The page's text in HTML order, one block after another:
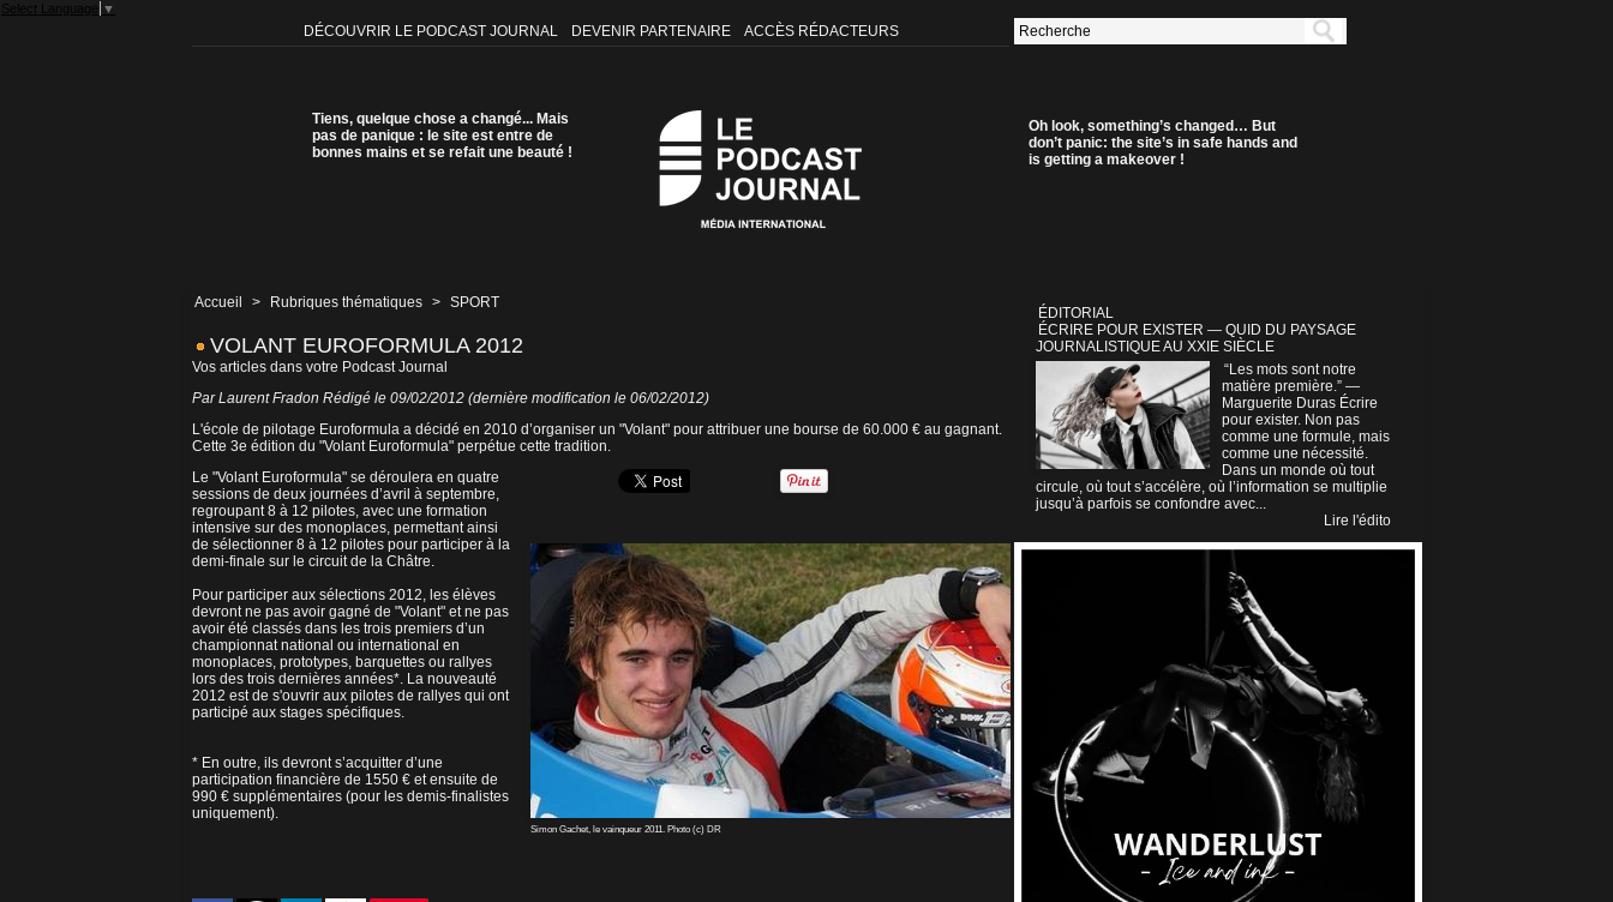
Select Language ▼
DÉCOUVRIR LE PODCAST JOURNAL DEVENIR PARTENAIRE ACCÈS RÉDACTEURS
Tiens, quelque chose a changé... Mais
pas de panique : le site est entre de
bonnes mains et se refait une beauté !
Oh look, something’s changed… But
don’t panic: the site’s in safe hands and
is getting a makeover !
Accueil > Rubriques thématiques > SPORT
VOLANT EUROFORMULA 2012
Vos articles dans votre Podcast Journal
Par Laurent Fradon Rédigé le 09/02/2012 (dernière modification le 06/02/2012)
L'école de pilotage Euroformula a décidé en 2010 d’organiser un "Volant" pour attribuer une bourse de 60.000 € au gagnant.
Cette 3e édition du "Volant Euroformula" perpétue cette tradition.
Simon Gachet, le vainqueur 2011. Photo (c) DR
Le "Volant Euroformula" se déroulera en quatre
sessions de deux journées d’avril à septembre,
regroupant 8 à 12 pilotes, avec une formation
intensive sur des monoplaces, permettant ainsi
de sélectionner 8 à 12 pilotes pour participer à la
demi-finale sur le circuit de la Châtre.
Pour participer aux sélections 2012, les élèves
devront ne pas avoir gagné de "Volant" et ne pas
avoir été classés dans les trois premiers d’un
championnat national ou international en
monoplaces, prototypes, barquettes ou rallyes
lors des trois dernières années*. La nouveauté
2012 est de s'ouvrir aux pilotes de rallyes qui ont
participé aux stages spécifiques.
* En outre, ils devront s’acquitter d’une
participation financière de 1550 € et ensuite de
990 € supplémentaires (pour les demis-finalistes
uniquement).
ÉDITORIAL
ÉCRIRE POUR EXISTER — QUID DU PAYSAGE
JOURNALISTIQUE AU XXIE SIÈCLE
“Les mots sont notre
matière première.” —
Marguerite Duras Écrire
pour exister. Non pas
comme une formule, mais
comme une nécessité.
Dans un monde où tout
circule, où tout s’accélère, où l’information se multiplie
jusqu’à parfois se confondre avec...
Lire l'édito